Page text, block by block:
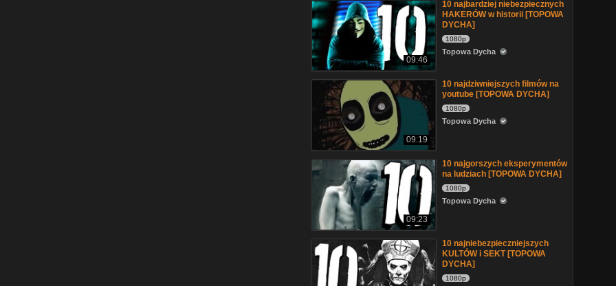
09:46
10 najbardziej niebezpiecznych
HAKERÓW w historii [TOPOWA
DYCHA]
1080p
Topowa Dycha
09:19
10 najdziwniejszych filmów na
youtube [TOPOWA DYCHA]
1080p
Topowa Dycha
09:23
10 najgorszych eksperymentów
na ludziach [TOPOWA DYCHA]
1080p
Topowa Dycha
10 najniebezpieczniejszych
KULTÓW i SEKT [TOPOWA
DYCHA]
1080p